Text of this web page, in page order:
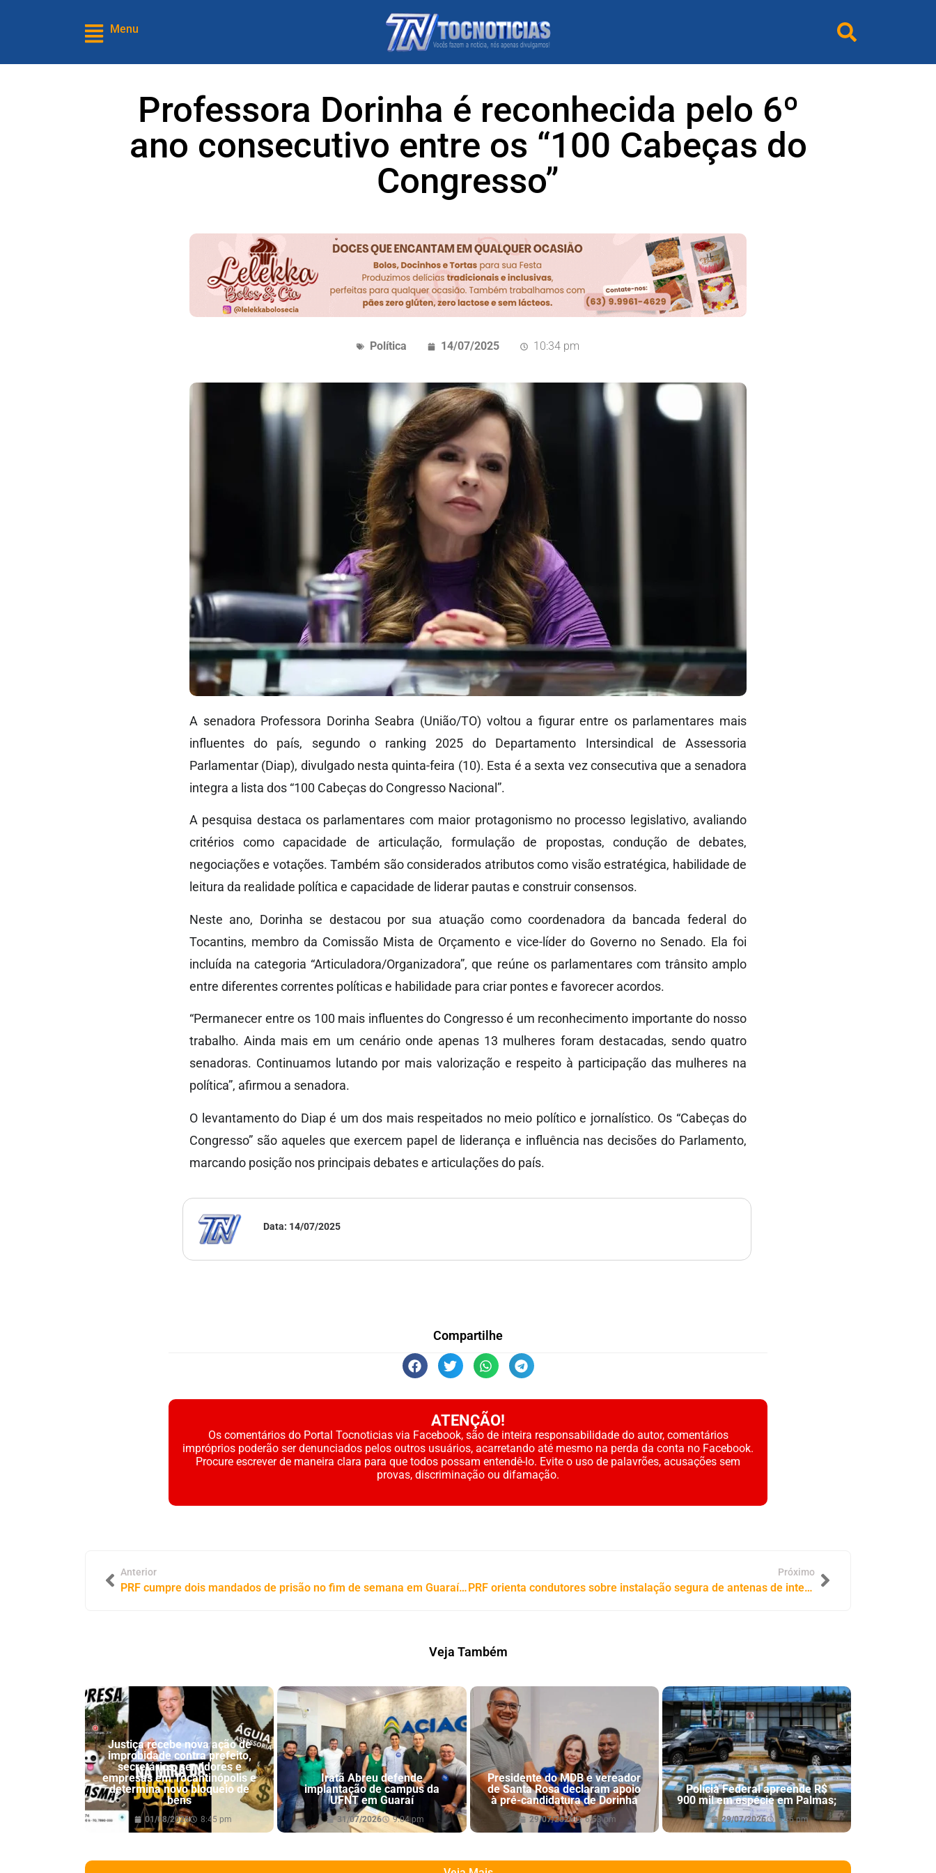
Menu
Professora Dorinha é reconhecida pelo 6º
ano consecutivo entre os “100 Cabeças do
Congresso”
Política 14/07/2025 10:34 pm
A senadora Professora Dorinha Seabra (União/TO) voltou a figurar entre os parlamentares mais
influentes do país, segundo o ranking 2025 do Departamento Intersindical de Assessoria
Parlamentar (Diap), divulgado nesta quinta-feira (10). Esta é a sexta vez consecutiva que a senadora
integra a lista dos “100 Cabeças do Congresso Nacional”.
A pesquisa destaca os parlamentares com maior protagonismo no processo legislativo, avaliando
critérios como capacidade de articulação, formulação de propostas, condução de debates,
negociações e votações. Também são considerados atributos como visão estratégica, habilidade de
leitura da realidade política e capacidade de liderar pautas e construir consensos.
Neste ano, Dorinha se destacou por sua atuação como coordenadora da bancada federal do
Tocantins, membro da Comissão Mista de Orçamento e vice-líder do Governo no Senado. Ela foi
incluída na categoria “Articuladora/Organizadora”, que reúne os parlamentares com trânsito amplo
entre diferentes correntes políticas e habilidade para criar pontes e favorecer acordos.
“Permanecer entre os 100 mais influentes do Congresso é um reconhecimento importante do nosso
trabalho. Ainda mais em um cenário onde apenas 13 mulheres foram destacadas, sendo quatro
senadoras. Continuamos lutando por mais valorização e respeito à participação das mulheres na
política”, afirmou a senadora.
O levantamento do Diap é um dos mais respeitados no meio político e jornalístico. Os “Cabeças do
Congresso” são aqueles que exercem papel de liderança e influência nas decisões do Parlamento,
marcando posição nos principais debates e articulações do país.
Data: 14/07/2025
Compartilhe
ATENÇÃO!
Os comentários do Portal Tocnoticias via Facebook, são de inteira responsabilidade do autor, comentários
impróprios poderão ser denunciados pelos outros usuários, acarretando até mesmo na perda da conta no Facebook.
Procure escrever de maneira clara para que todos possam entendê-lo. Evite o uso de palavrões, acusações sem
provas, discriminação ou difamação.
Anterior
PRF cumpre dois mandados de prisão no fim de semana em Guaraí/TO
Próximo
PRF orienta condutores sobre instalação segura de antenas de internet via satélite em veículos
Veja Também
Justiça recebe nova ação de
improbidade contra prefeito,
secretários, servidores e
empresas em Tocantinópolis e
determina novo bloqueio de
bens
01/08/2026 8:45 pm
Iratã Abreu defende
implantação de campus da
UFNT em Guaraí
31/07/2026 9:04 pm
Presidente do MDB e vereador
de Santa Rosa declaram apoio
à pré-candidatura de Dorinha
29/07/2026 6:53 pm
Polícia Federal apreende R$
900 mil em espécie em Palmas;
29/07/2026 6:46 pm